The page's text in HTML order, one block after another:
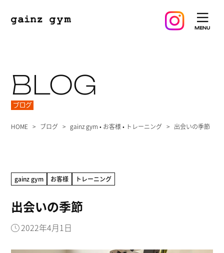
BLOG
ブログ
HOME ブログ gainz gym • お客様• トレーニング 出会いの季節
gainz gym お客様 トレーニング
出会いの季節
2022年4月1日